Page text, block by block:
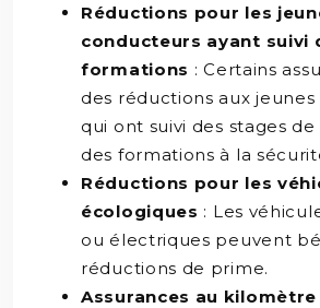
Réductions pour les
conducteurs ayant suivi
formations : Certains
des réductions aux
qui ont suivi des stages
des formations à la
Réductions pour les
écologiques : Les
ou électriques peuvent
réductions de prime.
Assurances au